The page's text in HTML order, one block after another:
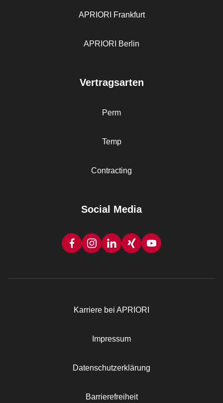
APRIORI Frankfurt
APRIORI Berlin
Vertragsarten
Perm
Temp
Contracting
Social Media
Karriere bei APRIORI
Impressum
Datenschutzerklärung
Barrierefreiheit